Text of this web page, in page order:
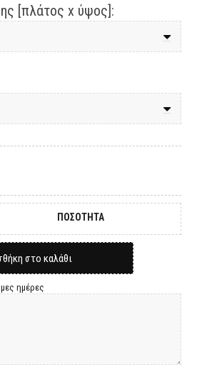
[πλάτος x ύψος]:
ΠΟΣΟΤΗΤΑ
στο καλάθι
ημέρες